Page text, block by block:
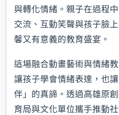
與轉化情緒。親子在過程
交流、互動笑聲與孩子臉
馨又有意義的教育盛宴。
這場融合動畫藝術與情緒
讓孩子學會情緒表達，也
伴」的真諦。透過高雄原
育局與文化單位攜手推動